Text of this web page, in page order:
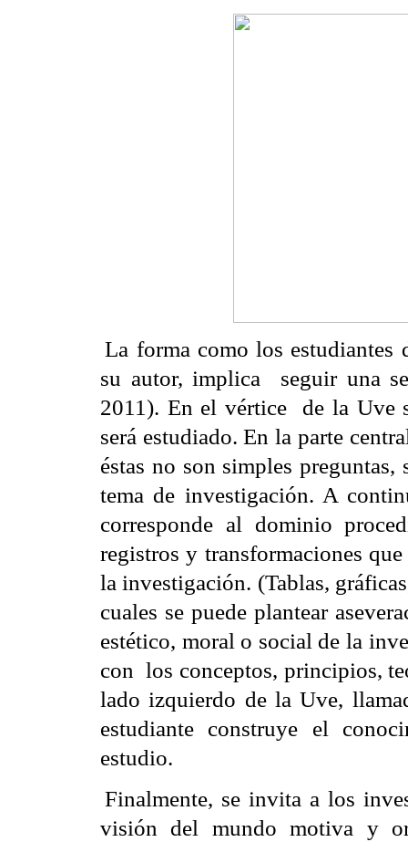
La forma como los estudiantes
su autor, implica
seguir una
2011). En el vértice
de la Uve
será estudiado. En la parte
éstas no son simples
tema de investigación. A
corresponde al dominio
registros y transformaciones
la investigación. (Tablas,
cuales se puede plantear
estético, moral o social de la
con los conceptos, principios,
lado izquierdo de la Uve,
estudiante construye el
estudio.
Finalmente, se invita a los
visión del mundo motiva y